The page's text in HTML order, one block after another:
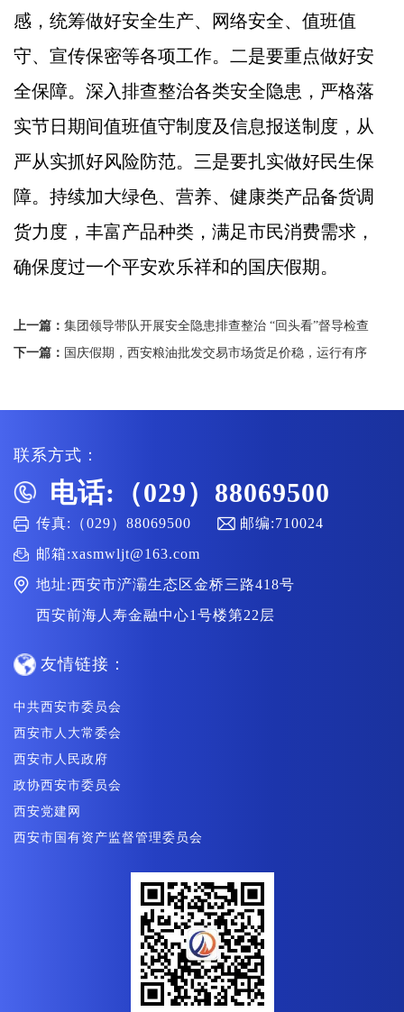
感，统筹做好安全生产、网络安全、值班值
守、宣传保密等各项工作。二是要重点做好安
全保障。深入排查整治各类安全隐患，严格落
实节日期间值班值守制度及信息报送制度，从
严从实抓好风险防范。三是要扎实做好民生保
障。持续加大绿色、营养、健康类产品备货调
货力度，丰富产品种类，满足市民消费需求，
确保度过一个平安欢乐祥和的国庆假期。
上一篇： 集团领导带队开展安全隐患排查整治 “回头看”督导检查
下一篇： 国庆假期，西安粮油批发交易市场货足价稳，运行有序
联系方式：
电话:（029）88069500
传真:（029）88069500
邮编:710024
邮箱:xasmwljt@163.com
地址:西安市浐灞生态区金桥三路418号
西安前海人寿金融中心1号楼第22层
友情链接：
中共西安市委员会
西安市人大常委会
西安市人民政府
政协西安市委员会
西安党建网
西安市国有资产监督管理委员会